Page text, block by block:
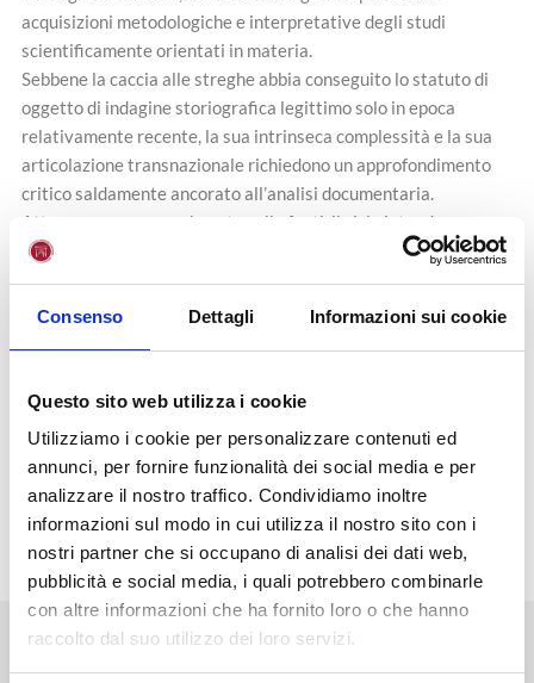
Consenso Dettagli Informazioni sui cookie
Questo sito web utilizza i cookie
Utilizziamo i cookie per personalizzare contenuti ed
annunci, per fornire funzionalità dei social media e per
analizzare il nostro traffico. Condividiamo inoltre
informazioni sul modo in cui utilizza il nostro sito con i
nostri partner che si occupano di analisi dei dati web,
pubblicità e social media, i quali potrebbero combinarle
con altre informazioni che ha fornito loro o che hanno
raccolto dal suo utilizzo dei loro servizi.
acquisizioni metodologiche e interpretative degli studi
scientificamente orientati in materia.
Sebbene la caccia alle streghe abbia conseguito lo statuto di
oggetto di indagine storiografica legittimo solo in epoca
relativamente recente, la sua intrinseca complessità e la sua
articolazione transnazionale richiedono un approfondimento
critico saldamente ancorato all’analisi documentaria.
Attraverso un esame basato sulle fonti, il ciclo intende
pertanto contribuire a una conoscenza storicamente fondata di
questo cruciale capitolo del nostro passato, stimolando al
contempo una rinnovata riflessione sul tema dell’intolleranza e
al ciclo di lettura inviando adesione a:
PROGRAMMA
NEWS STAMPA EVENTI